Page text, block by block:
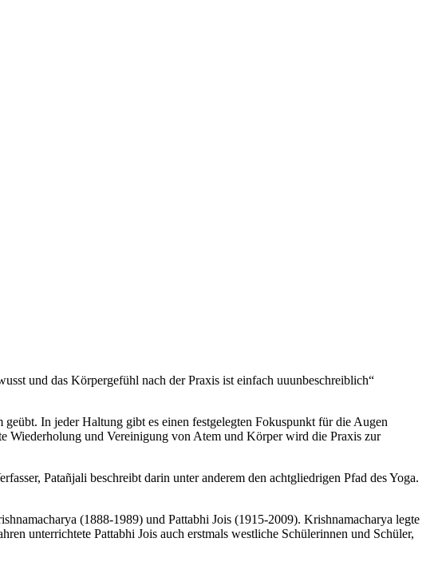
und das Körpergefühl nach der Praxis ist einfach uuunbeschreiblich“
In jeder Haltung gibt es einen festgelegten Fokuspunkt für die Augen
Wiederholung und Vereinigung von Atem und Körper wird die Praxis zur
Patañjali beschreibt darin unter anderem den achtgliedrigen Pfad des Yoga.
(1888-1989) und Pattabhi Jois (1915-2009). Krishnamacharya legte
unterrichtete Pattabhi Jois auch erstmals westliche Schülerinnen und Schüler,